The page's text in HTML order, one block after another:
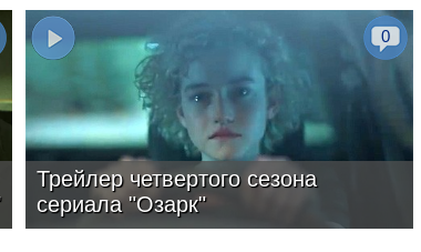
Трейлер четвертого сезона
сериала "Озарк"
0